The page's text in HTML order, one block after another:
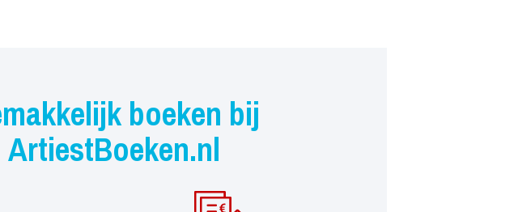
boeken bij
ArtiestBoeken.nl